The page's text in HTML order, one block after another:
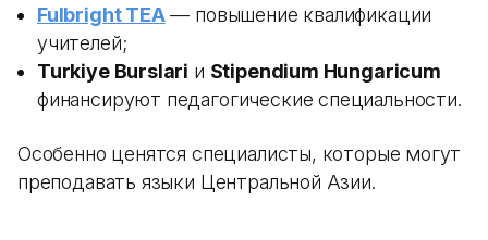
Fulbright TEA— повышение квалификации
учителей;
Turkiye Burslari и Stipendium Hungaricum
финансируют педагогические специальности.
Особенно ценятся специалисты, которые могут
преподавать языки Центральной Азии.